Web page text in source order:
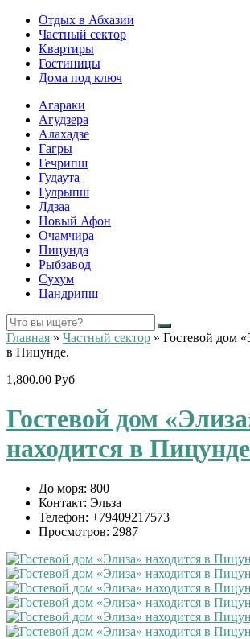
Отдых в Абхазии
Частный сектор
Квартиры
Гостиницы
Дома под ключ
Агараки
Агудзера
Алахадзе
Гагры
Гечрипш
Гудаута
Гулрыпш
Лдзаа
Новый Афон
Очамчира
Пицунда
Рыбзавод
Сухум
Цандрипш
Главная » Частный сектор » Гостевой дом
в Пицунде.
1,800.00 Руб
Гостевой дом
находится в
До моря: 800
Контакт: Эльза
Телефон: +79409217573
Просмотров: 2987